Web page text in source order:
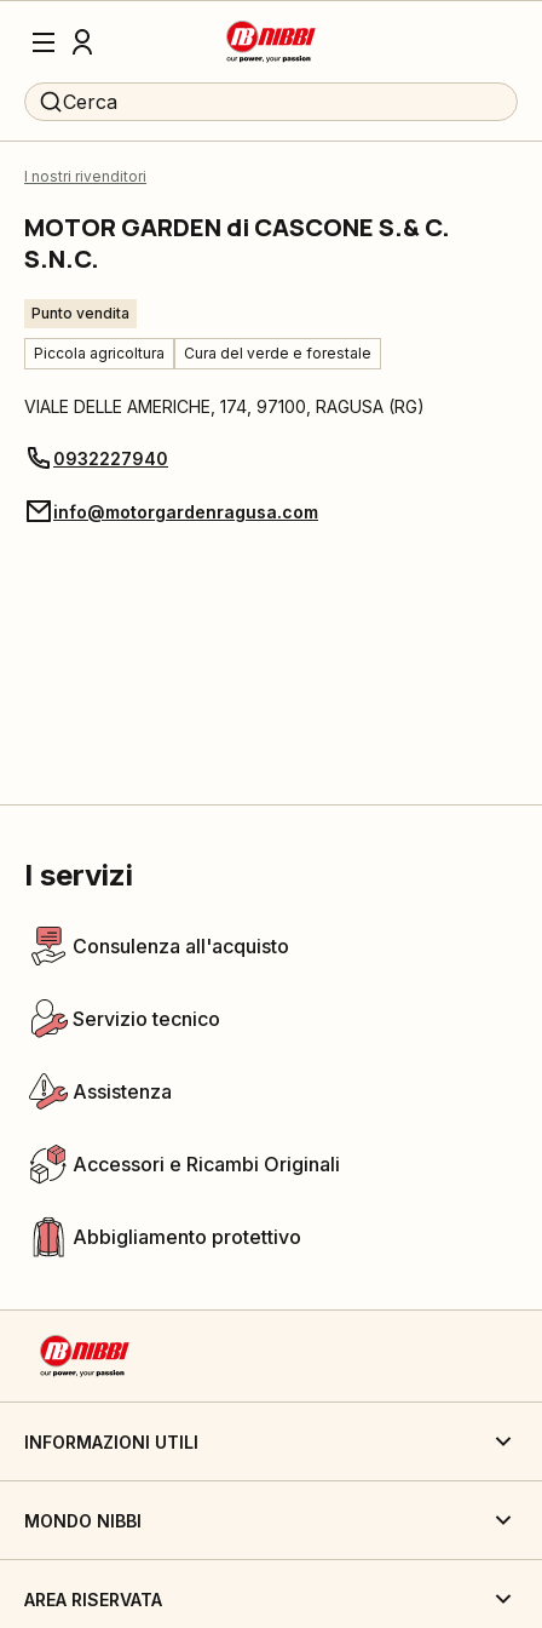
Cerca
I nostri rivenditori
MOTOR GARDEN di CASCONE S.& C.
S.N.C.
Punto vendita
Piccola agricoltura Cura del verde e forestale
VIALE DELLE AMERICHE, 174 97100 RAGUSA (RG)
0932227940
info@motorgardenragusa.com
I servizi
Consulenza all'acquisto
Servizio tecnico
Assistenza
Accessori e Ricambi Originali
Abbigliamento protettivo
INFORMAZIONI UTILI
MONDO NIBBI
AREA RISERVATA